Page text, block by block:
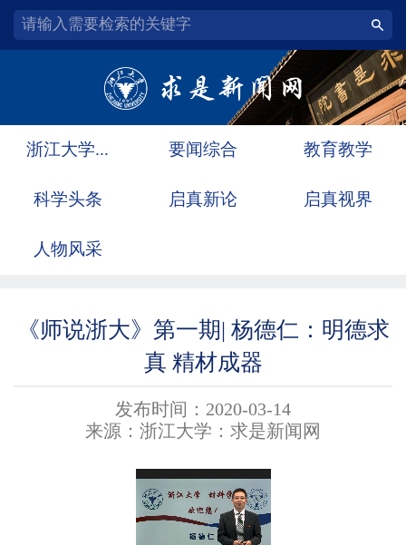
浙江大学... 要闻综合 教育教学
科学头条 启真新论 启真视界
人物风采
《师说浙大》第一期| 杨德仁：明德求
真 精材成器
发布时间：2020-03-14
来源：浙江大学：求是新闻网